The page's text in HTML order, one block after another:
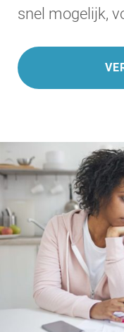
snel mogelijk,